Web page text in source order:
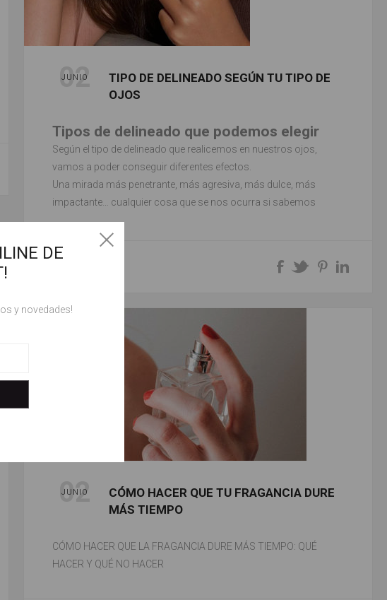
02
JUNIO
TIPO DE DELINEADO SEGÚN TU TIPO DE
OJOS
Tipos de delineado que podemos elegir
Según el tipo de delineado que realicemos en nuestros ojos,
vamos a poder conseguir diferentes efectos.
Una mirada más penetrante, más agresiva, más dulce, más
impactante… cualquier cosa que se nos ocurra si sabemos
cómo “vestir” con el
02
JUNIO
CÓMO HACER QUE TU FRAGANCIA DURE
MÁS TIEMPO
CÓMO HACER QUE LA FRAGANCIA DURE MÁS TIEMPO: QUÉ
HACER Y QUÉ NO HACER
DE
y novedades!